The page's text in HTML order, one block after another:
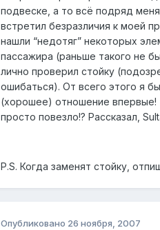
подвеске, а то всё подряд
встретил безразличия к моей
нашли “недотяг” некоторых
пассажира (раньше такого не
лично проверил стойку
ошибаться). От всего этого я
(хорошее) отношение впервые!
просто повезло!? Рассказал,
P.S. Когда заменят стойку,
Опубликовано 26 ноября, 2007